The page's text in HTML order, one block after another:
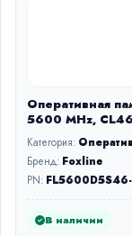
Оперативная
5600 MHz,
Категория:
Бренд: Foxline
PN:
В наличии